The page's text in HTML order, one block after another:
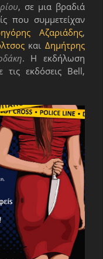
, σε μια βραδιά
που συμμετείχαν
Αζαριάδης,
καιΔημήτρης
. Η εκδήλωση
τις εκδόσεις Bell,